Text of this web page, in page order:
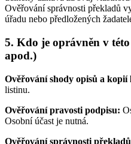
Ověřování správnosti překladů
úřadu nebo předložených
5. Kdo je oprávněn v
apod.)
Ověřování shody opisů a kopií
listinu.
Ověřování pravosti podpisu:
Osobní účast je nutná.
Ověřování správnosti